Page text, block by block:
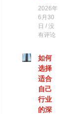
2026年
6月30
日 没
有评论
如何
选择
适合
自己
行业
的深